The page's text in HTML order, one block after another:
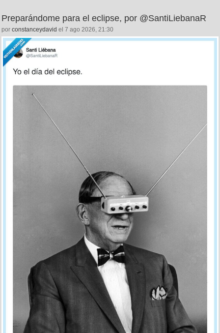
Preparándome para el eclipse, por @SantiLiebanaR
por constanceydavid el 7 ago 2026, 21:30